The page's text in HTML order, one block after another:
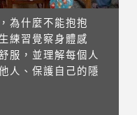
為什麼不能抱抱
練習覺察身體感
服，並理解每個人
人、保護自己的隱